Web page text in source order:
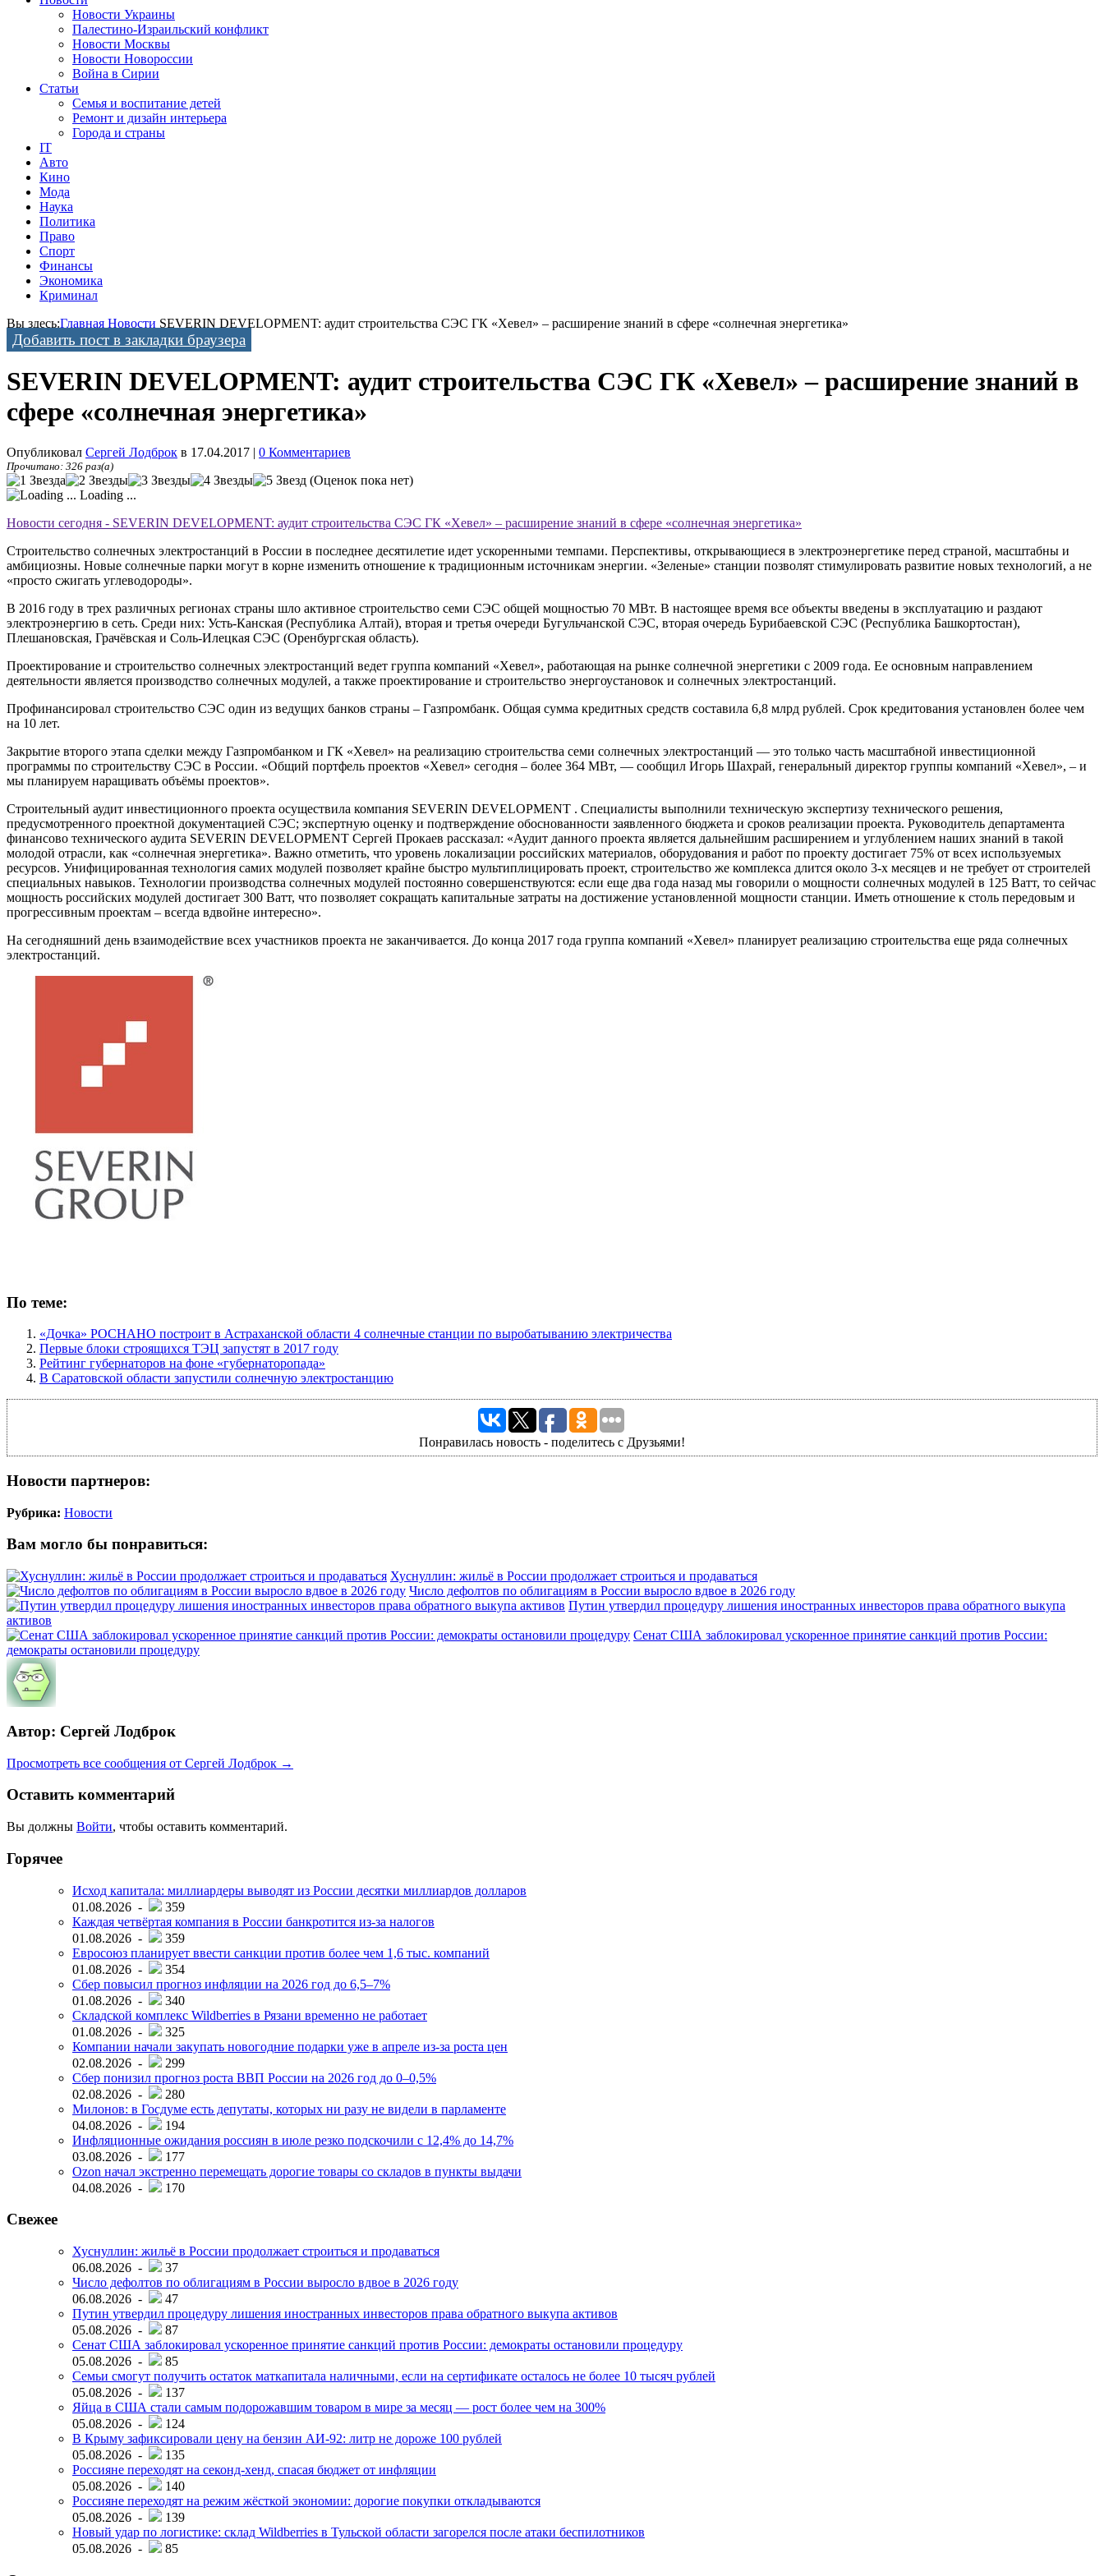
Новости Украины
Палестино-Израильский конфликт
Новости Москвы
Новости Новороссии
Война в Сирии
Статьи
Семья и воспитание детей
Ремонт и дизайн интерьера
Города и страны
IT
Авто
Кино
Мода
Наука
Политика
Право
Спорт
Финансы
Экономика
Криминал
Вы здесь:Главная Новости SEVERIN DEVELOPMENT: аудит строительства СЭС ГК «Хевел» – расширение знаний в сфере «солнечная энергетика»
Добавить пост в закладки браузера
SEVERIN DEVELOPMENT: аудит строительства СЭС ГК «Хевел» – расширение знаний в
сфере «солнечная энергетика»
Опубликовал Сергей Лодброк в 17.04.2017 | 0 Комментариев
Прочитано: 326 раз(а)
(Оценок пока нет)
Loading ...
Новости сегодня - SEVERIN DEVELOPMENT: аудит строительства СЭС ГК «Хевел» – расширение знаний в сфере «солнечная энергетика»
Строительство солнечных электростанций в России в последнее десятилетие идет ускоренными темпами. Перспективы, открывающиеся в электроэнергетике перед страной, масштабны и
амбициозны. Новые солнечные парки могут в корне изменить отношение к традиционным источникам энергии. «Зеленые» станции позволят стимулировать развитие новых технологий, а не
«просто сжигать углеводороды».
В 2016 году в трех различных регионах страны шло активное строительство семи СЭС общей мощностью 70 МВт. В настоящее время все объекты введены в эксплуатацию и раздают
электроэнергию в сеть. Среди них: Усть-Канская (Республика Алтай), вторая и третья очереди Бугульчанской СЭС, вторая очередь Бурибаевской СЭС (Республика Башкортостан),
Плешановская, Грачёвская и Соль-Илецкая СЭС (Оренбургская область).
Проектирование и строительство солнечных электростанций ведет группа компаний «Хевел», работающая на рынке солнечной энергетики с 2009 года. Ее основным направлением
деятельности является производство солнечных модулей, а также проектирование и строительство энергоустановок и солнечных электростанций.
Профинансировал строительство СЭС один из ведущих банков страны – Газпромбанк. Общая сумма кредитных средств составила 6,8 млрд рублей. Срок кредитования установлен более чем
на 10 лет.
Закрытие второго этапа сделки между Газпромбанком и ГК «Хевел» на реализацию строительства семи солнечных электростанций — это только часть масштабной инвестиционной
программы по строительству СЭС в России. «Общий портфель проектов «Хевел» сегодня – более 364 МВт, — сообщил Игорь Шахрай, генеральный директор группы компаний «Хевел», – и
мы планируем наращивать объёмы проектов».
Строительный аудит инвестиционного проекта осуществила компания SEVERIN DEVELOPMENT . Специалисты выполнили техническую экспертизу технического решения,
предусмотренного проектной документацией СЭС; экспертную оценку и подтверждение обоснованности заявленного бюджета и сроков реализации проекта. Руководитель департамента
финансово технического аудита SEVERIN DEVELOPMENT Сергей Прокаев рассказал: «Аудит данного проекта является дальнейшим расширением и углублением наших знаний в такой
молодой отрасли, как «солнечная энергетика». Важно отметить, что уровень локализации российских материалов, оборудования и работ по проекту достигает 75% от всех используемых
ресурсов. Унифицированная технология самих модулей позволяет крайне быстро мультиплицировать проект, строительство же комплекса длится около 3-х месяцев и не требует от строителей
специальных навыков. Технологии производства солнечных модулей постоянно совершенствуются: если еще два года назад мы говорили о мощности солнечных модулей в 125 Ватт, то сейчас
мощность российских модулей достигает 300 Ватт, что позволяет сокращать капитальные затраты на достижение установленной мощности станции. Иметь отношение к столь передовым и
прогрессивным проектам – всегда вдвойне интересно».
На сегодняшний день взаимодействие всех участников проекта не заканчивается. До конца 2017 года группа компаний «Хевел» планирует реализацию строительства еще ряда солнечных
электростанций.
По теме:
«Дочка» РОСНАНО построит в Астраханской области 4 солнечные станции по выробатыванию электричества
Первые блоки строящихся ТЭЦ запустят в 2017 году
Рейтинг губернаторов на фоне «губернаторопада»
В Саратовской области запустили солнечную электростанцию
Понравилась новость - поделитесь с Друзьями!
Новости партнеров:
Рубрика: Новости
Вам могло бы понравиться:
Хуснуллин: жильё в России продолжает строиться и продаваться
Число дефолтов по облигациям в России выросло вдвое в 2026 году
Путин утвердил процедуру лишения иностранных инвесторов права обратного выкупа
активов
Сенат США заблокировал ускоренное принятие санкций против России:
демократы остановили процедуру
Автор: Сергей Лодброк
Просмотреть все сообщения от Сергей Лодброк →
Оставить комментарий
Вы должны Войти, чтобы оставить комментарий.
Горячее
Исход капитала: миллиардеры выводят из России десятки миллиардов долларов
01.08.2026 -
359
Каждая четвёртая компания в России банкротится из-за налогов
01.08.2026 -
359
Евросоюз планирует ввести санкции против более чем 1,6 тыс. компаний
01.08.2026 -
354
Сбер повысил прогноз инфляции на 2026 год до 6,5–7%
01.08.2026 -
340
Складской комплекс Wildberries в Рязани временно не работает
01.08.2026 -
325
Компании начали закупать новогодние подарки уже в апреле из-за роста цен
02.08.2026 -
299
Сбер понизил прогноз роста ВВП России на 2026 год до 0–0,5%
02.08.2026 -
280
Милонов: в Госдуме есть депутаты, которых ни разу не видели в парламенте
04.08.2026 -
194
Инфляционные ожидания россиян в июле резко подскочили с 12,4% до 14,7%
03.08.2026 -
177
Ozon начал экстренно перемещать дорогие товары со складов в пункты выдачи
04.08.2026 -
170
Свежее
Хуснуллин: жильё в России продолжает строиться и продаваться
06.08.2026 -
37
Число дефолтов по облигациям в России выросло вдвое в 2026 году
06.08.2026 -
47
Путин утвердил процедуру лишения иностранных инвесторов права обратного выкупа активов
05.08.2026 -
87
Сенат США заблокировал ускоренное принятие санкций против России: демократы остановили процедуру
05.08.2026 -
85
Семьи смогут получить остаток маткапитала наличными, если на сертификате осталось не более 10 тысяч рублей
05.08.2026 -
137
Яйца в США стали самым подорожавшим товаром в мире за месяц — рост более чем на 300%
05.08.2026 -
124
В Крыму зафиксировали цену на бензин АИ-92: литр не дороже 100 рублей
05.08.2026 -
135
Россияне переходят на секонд-хенд, спасая бюджет от инфляции
05.08.2026 -
140
Россияне переходят на режим жёсткой экономии: дорогие покупки откладываются
05.08.2026 -
139
Новый удар по логистике: склад Wildberries в Тульской области загорелся после атаки беспилотников
05.08.2026 -
85